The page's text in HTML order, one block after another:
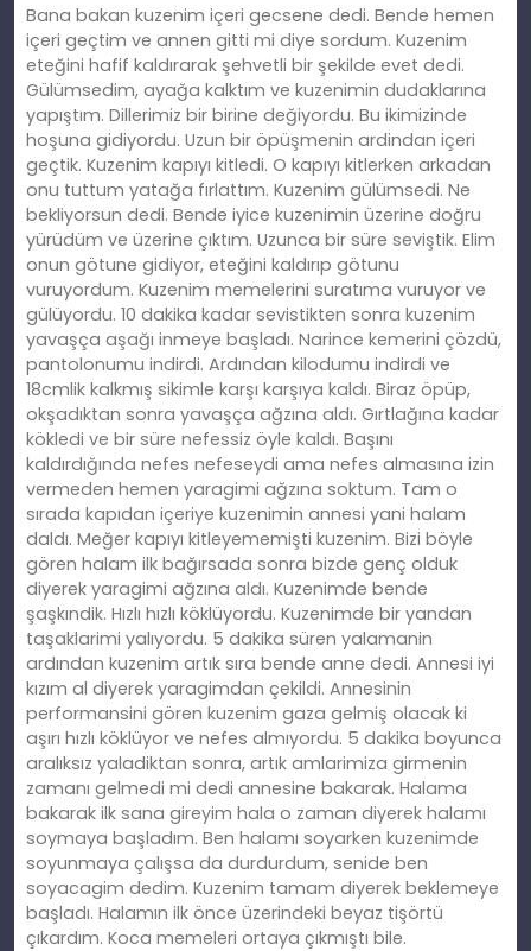
Bana bakan kuzenim içeri gecsene dedi. Bende hemen
içeri geçtim ve annen gitti mi diye sordum. Kuzenim
eteğini hafif kaldırarak şehvetli bir şekilde evet dedi.
Gülümsedim, ayağa kalktım ve kuzenimin dudaklarına
yapıştım. Dillerimiz bir birine değiyordu. Bu ikimizinde
hoşuna gidiyordu. Uzun bir öpüşmenin ardindan içeri
geçtik. Kuzenim kapıyı kitledi. O kapıyı kitlerken arkadan
onu tuttum yatağa fırlattım. Kuzenim gülümsedi. Ne
bekliyorsun dedi. Bende iyice kuzenimin üzerine doğru
yürüdüm ve üzerine çıktım. Uzunca bir süre seviştik. Elim
onun götune gidiyor, eteğini kaldırıp götunu
vuruyordum. Kuzenim memelerini suratıma vuruyor ve
gülüyordu. 10 dakika kadar sevistikten sonra kuzenim
yavaşça aşağı inmeye başladı. Narince kemerini çözdü,
pantolonumu indirdi. Ardından kilodumu indirdi ve
18cmlik kalkmış sikimle karşı karşıya kaldı. Biraz öpüp,
okşadıktan sonra yavaşça ağzına aldı. Gırtlağına kadar
kökledi ve bir süre nefessiz öyle kaldı. Başını
kaldırdığında nefes nefeseydi ama nefes almasına izin
vermeden hemen yaragimi ağzına soktum. Tam o
sırada kapıdan içeriye kuzenimin annesi yani halam
daldı. Meğer kapıyı kitleyememişti kuzenim. Bizi böyle
gören halam ilk bağırsada sonra bizde genç olduk
diyerek yaragimi ağzına aldı. Kuzenimde bende
şaşkındik. Hızlı hızlı köklüyordu. Kuzenimde bir yandan
taşaklarimi yalıyordu. 5 dakika süren yalamanin
ardından kuzenim artık sıra bende anne dedi. Annesi iyi
kızım al diyerek yaragimdan çekildi. Annesinin
performansini gören kuzenim gaza gelmiş olacak ki
aşırı hızlı köklüyor ve nefes almıyordu. 5 dakika boyunca
aralıksız yaladiktan sonra, artık amlarimiza girmenin
zamanı gelmedi mi dedi annesine bakarak. Halama
bakarak ilk sana gireyim hala o zaman diyerek halamı
soymaya başladım. Ben halamı soyarken kuzenimde
soyunmaya çalışsa da durdurdum, senide ben
soyacagim dedim. Kuzenim tamam diyerek beklemeye
başladı. Halamın ilk önce üzerindeki beyaz tişörtü
çıkardım. Koca memeleri ortaya çıkmıştı bile.